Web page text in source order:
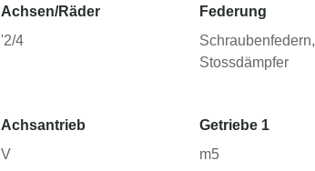
Achsen/Räder
'2/4
Federung
Schraubenfedern,
Stossdämpfer
Achsantrieb
V
Getriebe 1
m5